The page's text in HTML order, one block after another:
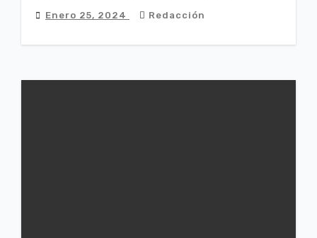
Enero 25, 2024 Redacción